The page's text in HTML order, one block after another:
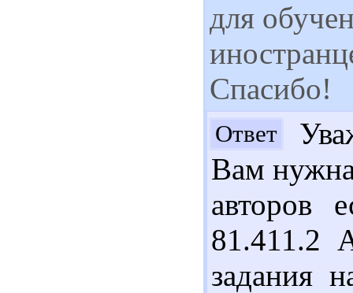
для
Спасибо!
Ответ
Вам
авторов
81.411.2
задания